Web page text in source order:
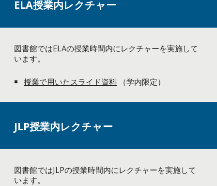
ELA授業内レクチャー
図書館ではELAの授業時間内にレクチャーを実施して
います。
授業で用いたスライド資料 （学内限定）
JLP授業内レクチャー
図書館ではJLPの授業時間内にレクチャーを実施して
います。